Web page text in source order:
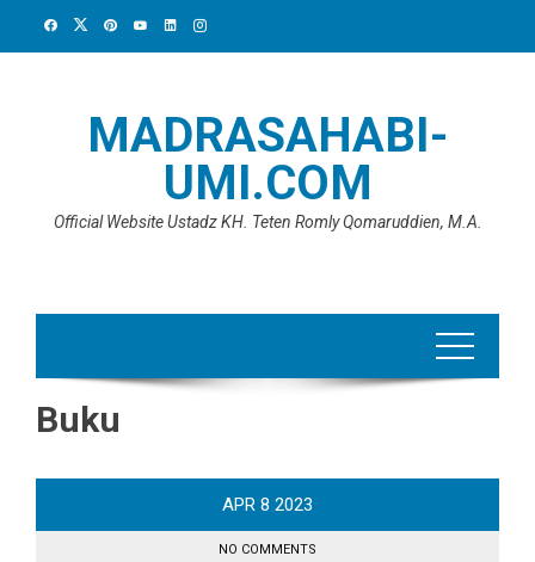
MADRASAHABI-
UMI.COM
Official Website Ustadz KH. Teten Romly Qomaruddien, M.A.
Buku
APR 8 2023
NO COMMENTS